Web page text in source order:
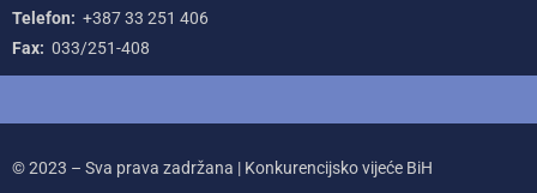
Telefon: +387‌ 33‌ 251‌ 406
Fax: 033/251-408
© 2023 – Sva prava zadržana | Konkurencijsko vijeće BiH